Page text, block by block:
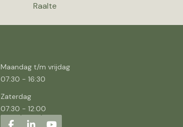
Raalte
Maandag t/m vrijdag
07:30 - 16:30
Zaterdag
07:30 - 12:00